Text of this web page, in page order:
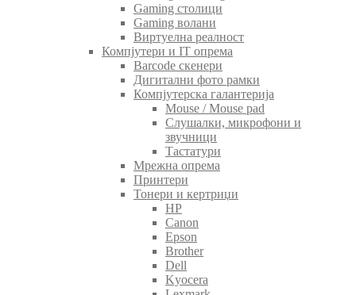
Gaming столици
Gaming волани
Виртуелна реалност
Компјутери и IT опрема
Barcode скенери
Дигитални фото рамки
Компјутерска галантерија
Mouse / Mouse pad
Слушалки, микрофони и
звучници
Тастатури
Мрежна опрема
Принтери
Тонери и кертриџи
HP
Canon
Epson
Brother
Dell
Kyocera